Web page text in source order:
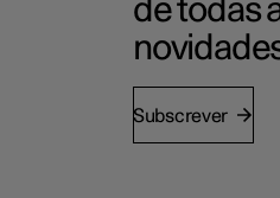
de todas
Subscrever